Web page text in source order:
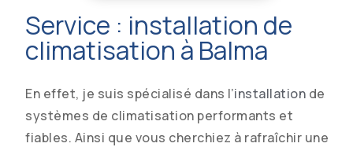
Service : installation de
climatisation à Balma
En effet, je suis spécialisé dans l’installation de
systèmes de climatisation performants et
fiables. Ainsi que vous cherchiez à rafraîchir une